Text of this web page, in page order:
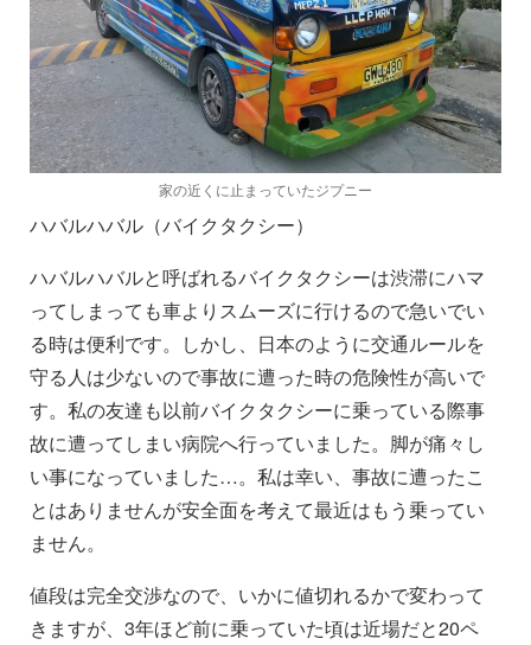
家の近くに止まっていたジプニー
ハバルハバル（バイクタクシー）
ハバルハバルと呼ばれるバイクタクシーは渋滞にハマ
ってしまっても車よりスムーズに行けるので急いでい
る時は便利です。しかし、日本のように交通ルールを
守る人は少ないので事故に遭った時の危険性が高いで
す。私の友達も以前バイクタクシーに乗っている際事
故に遭ってしまい病院へ行っていました。脚が痛々し
い事になっていました…。私は幸い、事故に遭ったこ
とはありませんが安全面を考えて最近はもう乗ってい
ません。
値段は完全交渉なので、いかに値切れるかで変わって
きますが、3年ほど前に乗っていた頃は近場だと20ペ